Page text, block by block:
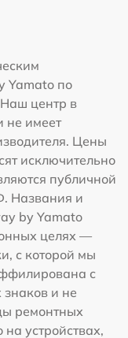
Yamato по
центр в
не имеет
Цены
исключительно
публичной
Названия и
by Yamato
целях —
с которой мы
с
и не
ремонтных
устройствах,